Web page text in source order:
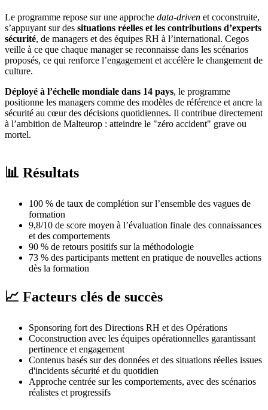
Le programme repose sur une approche data-driven et coconstruite,
s’appuyant sur des situations réelles et les contributions d’experts
sécurité, de managers et des équipes RH à l’international. Cegos
veille à ce que chaque manager se reconnaisse dans les scénarios
proposés, ce qui renforce l’engagement et accélère le changement de
culture.
Déployé à l’échelle mondiale dans 14 pays, le programme
positionne les managers comme des modèles de référence et ancre la
sécurité au cœur des décisions quotidiennes. Il contribue directement
à l’ambition de Malteurop : atteindre le "zéro accident" grave ou
mortel.
📊 Résultats
100 % de taux de complétion sur l’ensemble des vagues de
formation
9,8/10 de score moyen à l’évaluation finale des connaissances
et des comportements
90 % de retours positifs sur la méthodologie
73 % des participants mettent en pratique de nouvelles actions
dès la formation
📈 Facteurs clés de succès
Sponsoring fort des Directions RH et des Opérations
Coconstruction avec les équipes opérationnelles garantissant
pertinence et engagement
Contenus basés sur des données et des situations réelles issues
d'incidents sécurité et du quotidien
Approche centrée sur les comportements, avec des scénarios
réalistes et progressifs